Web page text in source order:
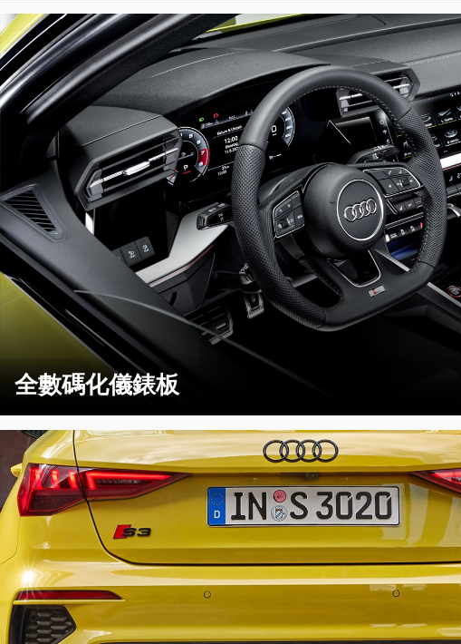
全數碼化儀錶板